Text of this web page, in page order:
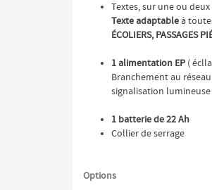
Textes, sur une ou
Texte adaptable à
ÉCOLIERS, PASSAGES
1 alimentation EP (
Branchement au
signalisation
1 batterie de 22 Ah
Collier de serrage
Options